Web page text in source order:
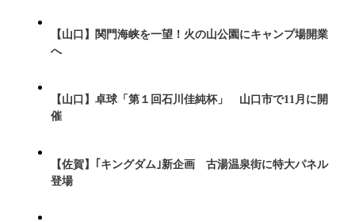
【山口】関門海峡を一望！火の山公園にキャンプ場開業
へ
【山口】卓球「第１回石川佳純杯」 山口市で11月に開
催
【佐賀】｢キングダム｣新企画 古湯温泉街に特大パネル
登場